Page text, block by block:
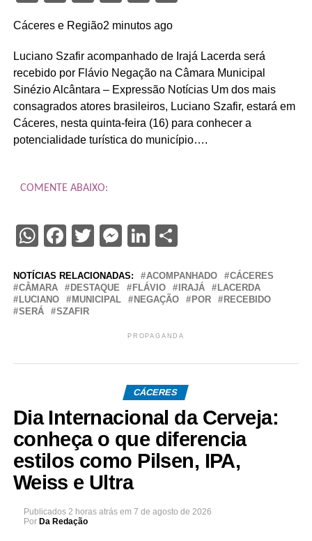
Cáceres e Região2 minutos ago
Luciano Szafir acompanhado de Irajá Lacerda será
recebido por Flávio Negação na Câmara Municipal
Sinézio Alcântara – Expressão Notícias Um dos mais
consagrados atores brasileiros, Luciano Szafir, estará em
Cáceres, nesta quinta-feira (16) para conhecer a
potencialidade turística do município….
COMENTE ABAIXO:
WhatsApp
Facebook
Twitter
Messenger
LinkedIn
Share
NOTÍCIAS RELACIONADAS: ACOMPANHADO
CÁCERES
CÂMARA
DESTAQUE FLÁVIO IRAJÁ
LACERDA
LUCIANO
MUNICIPAL NEGAÇÃO POR
RECEBIDO
SERÁ
SZAFIR
PROPAGANDA
CÁCERES
Dia Internacional da Cerveja:
conheça o que diferencia
estilos como Pilsen, IPA,
Weiss e Ultra
Publicados 2 horas atrás em 7 de agosto de 2026
Por Da Redação